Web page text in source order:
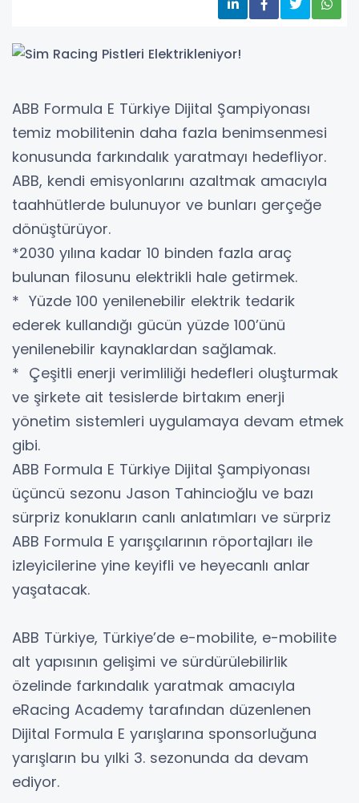
ABB Formula E Türkiye Dijital Şampiyonası
temiz mobilitenin daha fazla benimsenmesi
konusunda farkındalık yaratmayı hedefliyor.
ABB, kendi emisyonlarını azaltmak amacıyla
taahhütlerde bulunuyor ve bunları gerçeğe
dönüştürüyor.
*2030 yılına kadar 10 binden fazla araç
bulunan filosunu elektrikli hale getirmek.
* Yüzde 100 yenilenebilir elektrik tedarik
ederek kullandığı gücün yüzde 100’ünü
yenilenebilir kaynaklardan sağlamak.
* Çeşitli enerji verimliliği hedefleri oluşturmak
ve şirkete ait tesislerde birtakım enerji
yönetim sistemleri uygulamaya devam etmek
gibi.
ABB Formula E Türkiye Dijital Şampiyonası
üçüncü sezonu Jason Tahincioğlu ve bazı
sürpriz konukların canlı anlatımları ve sürpriz
ABB Formula E yarışçılarının röportajları ile
izleyicilerine yine keyifli ve heyecanlı anlar
yaşatacak.
ABB Türkiye, Türkiye’de e-mobilite, e-mobilite
alt yapısının gelişimi ve sürdürülebilirlik
özelinde farkındalık yaratmak amacıyla
eRacing Academy tarafından düzenlenen
Dijital Formula E yarışlarına sponsorluğuna
yarışların bu yılki 3. sezonunda da devam
ediyor.